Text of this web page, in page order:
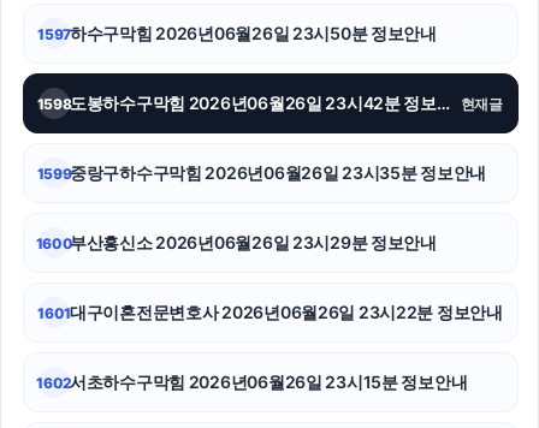
송파하수구막힘
이혼재산분할
1597하수구막힘 2026년06월26일 23시50분 정보안내
1598 도봉하수구막힘 2026년06월26일 23시42분 정보안내 현재글
1599중랑구하수구막힘 2026년06월26일 23시35분 정보안내
1600부산흥신소 2026년06월26일 23시29분 정보안내
1601대구이혼전문변호사 2026년06월26일 23시22분 정보안내
1602서초하수구막힘 2026년06월26일 23시15분 정보안내